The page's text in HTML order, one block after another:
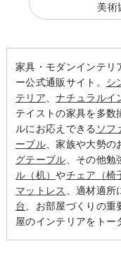
美術
家具・モダンインテリ
ー公式通販サイト。 シ
テリア 、ナチュラルイ
テイストの家具を多数
ルにお応えできる ソフ
ーブル、家族や大勢の
グテーブル 、その他
ル（机）やチェア（椅
マットレス
、適材適
台 、お部屋づくりの重
屋のインテリアをトー